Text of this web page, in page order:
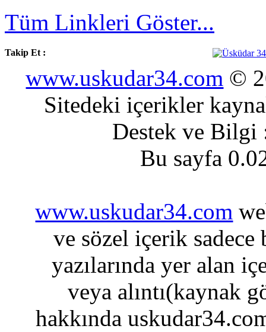
Tüm Linkleri Göster...
Takip Et :
www.uskudar34.com ©
Sitedeki içerikler
Destek ve
Bu sayfa
www.uskudar34.com
ve sözel içerik sadece
yazılarında yer alan
veya alıntı(kaynak
hakkında